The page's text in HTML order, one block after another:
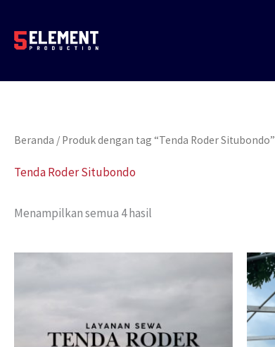
konten
Beranda / Produk dengan tag “Tenda Roder Situbondo”
Tenda Roder Situbondo
Menampilkan semua 4 hasil